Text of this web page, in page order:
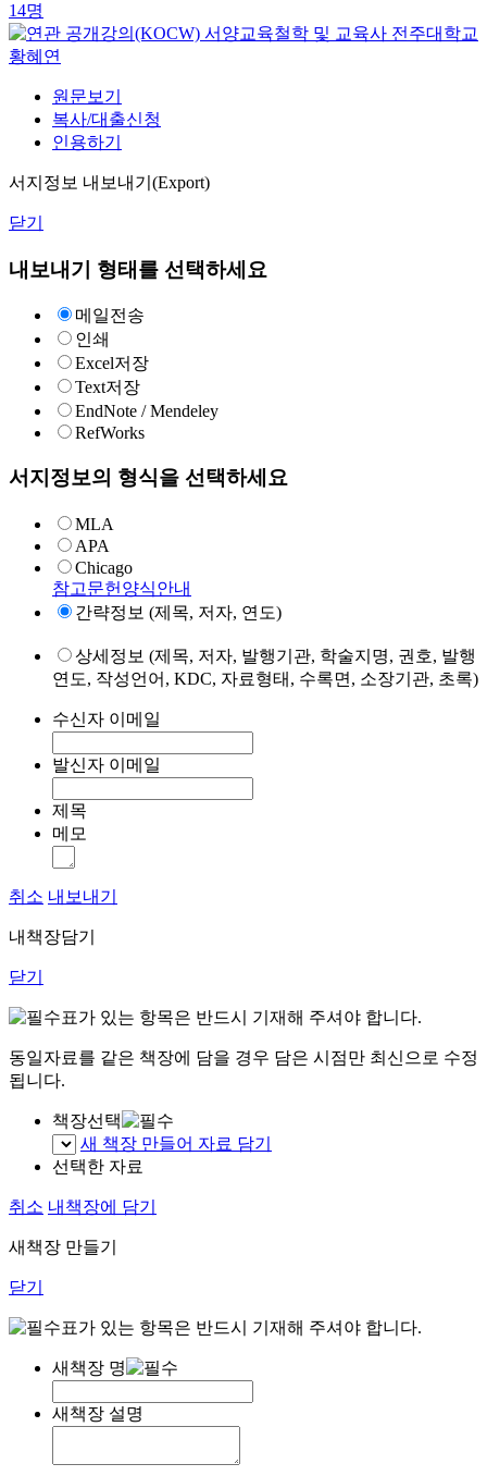
14명
서양교육철학 및 교육사 전주대학교
황혜연
원문보기
복사/대출신청
인용하기
서지정보 내보내기(Export)
닫기
내보내기 형태를 선택하세요
메일전송
인쇄
Excel저장
Text저장
EndNote / Mendeley
RefWorks
서지정보의 형식을 선택하세요
MLA
APA
Chicago
참고문헌양식안내
간략정보 (제목, 저자, 연도)
상세정보 (제목, 저자, 발행기관, 학술지명, 권호, 발행
연도, 작성언어, KDC, 자료형태, 수록면, 소장기관, 초록)
수신자 이메일
발신자 이메일
제목
메모
취소 내보내기
내책장담기
닫기
표가 있는 항목은 반드시 기재해 주셔야 합니다.
동일자료를 같은 책장에 담을 경우 담은 시점만 최신으로 수정
됩니다.
책장선택
새 책장 만들어 자료 담기
선택한 자료
취소 내책장에 담기
새책장 만들기
닫기
표가 있는 항목은 반드시 기재해 주셔야 합니다.
새책장 명
새책장 설명